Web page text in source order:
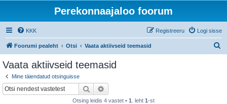
Perekonnaajaloo foorum
KKK Logi sisse
Registreeru
Foorumi pealeht Otsi Vaata aktiivseid teemasid
Vaata aktiivseid teemasid
Mine täiendatud otsinguisse
Otsi
Otsing leidis 4 vastet • 1 . leht 1-st